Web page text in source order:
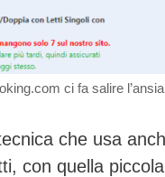
ci fa salire l’ansia
che usa
con quella